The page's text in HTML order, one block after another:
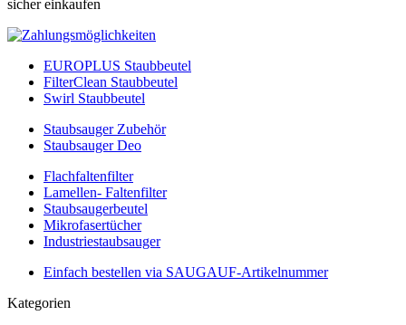
sicher einkaufen
EUROPLUS Staubbeutel
FilterClean Staubbeutel
Swirl Staubbeutel
Staubsauger Zubehör
Staubsauger Deo
Flachfaltenfilter
Lamellen- Faltenfilter
Staubsaugerbeutel
Mikrofasertücher
Industriestaubsauger
Einfach bestellen via SAUGAUF-Artikelnummer
Kategorien